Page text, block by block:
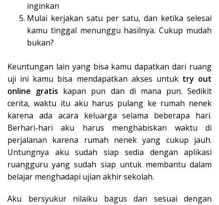
inginkan
Mulai kerjakan satu per satu, dan ketika selesai
kamu tinggal menunggu hasilnya. Cukup mudah
bukan?
Keuntungan lain yang bisa kamu dapatkan dari ruang
uji ini kamu bisa mendapatkan akses untuk try out
online gratis kapan pun dan di mana pun. Sedikit
cerita, waktu itu aku harus pulang ke rumah nenek
karena ada acara keluarga selama beberapa hari.
Berhari-hari aku harus menghabiskan waktu di
perjalanan karena rumah nenek yang cukup jauh.
Untungnya aku sudah siap sedia dengan aplikasi
ruangguru yang sudah siap untuk membantu dalam
belajar menghadapi ujian akhir sekolah.
Aku bersyukur nilaiku bagus dan sesuai dengan